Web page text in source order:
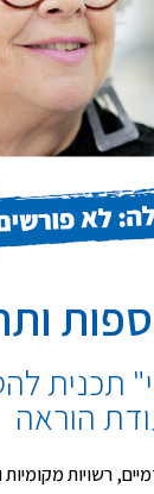
תכנית
הוראה
רשויות מקומיות